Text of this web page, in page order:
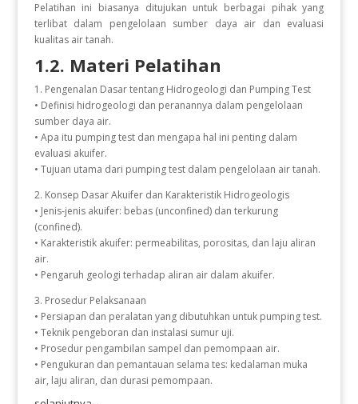
Pelatihan ini biasanya ditujukan untuk berbagai pihak yang
terlibat dalam pengelolaan sumber daya air dan evaluasi
kualitas air tanah.
1.2. Materi Pelatihan
1. Pengenalan Dasar tentang Hidrogeologi dan Pumping Test
• Definisi hidrogeologi dan peranannya dalam pengelolaan
sumber daya air.
• Apa itu pumping test dan mengapa hal ini penting dalam
evaluasi akuifer.
• Tujuan utama dari pumping test dalam pengelolaan air tanah.
2. Konsep Dasar Akuifer dan Karakteristik Hidrogeologis
• Jenis-jenis akuifer: bebas (unconfined) dan terkurung
(confined).
• Karakteristik akuifer: permeabilitas, porositas, dan laju aliran
air.
• Pengaruh geologi terhadap aliran air dalam akuifer.
3. Prosedur Pelaksanaan
• Persiapan dan peralatan yang dibutuhkan untuk pumping test.
• Teknik pengeboran dan instalasi sumur uji.
• Prosedur pengambilan sampel dan pemompaan air.
• Pengukuran dan pemantauan selama tes: kedalaman muka
air, laju aliran, dan durasi pemompaan.